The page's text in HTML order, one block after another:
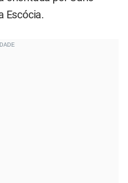
Escócia.